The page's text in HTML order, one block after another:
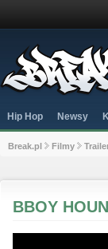
Hip Hop Newsy
Break.pl Filmy
BBOY